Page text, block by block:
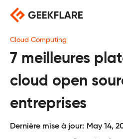
Skip
content
Cloud Computing
7 meilleures
cloud open
entreprises
Dernière mise à jour: May 14,